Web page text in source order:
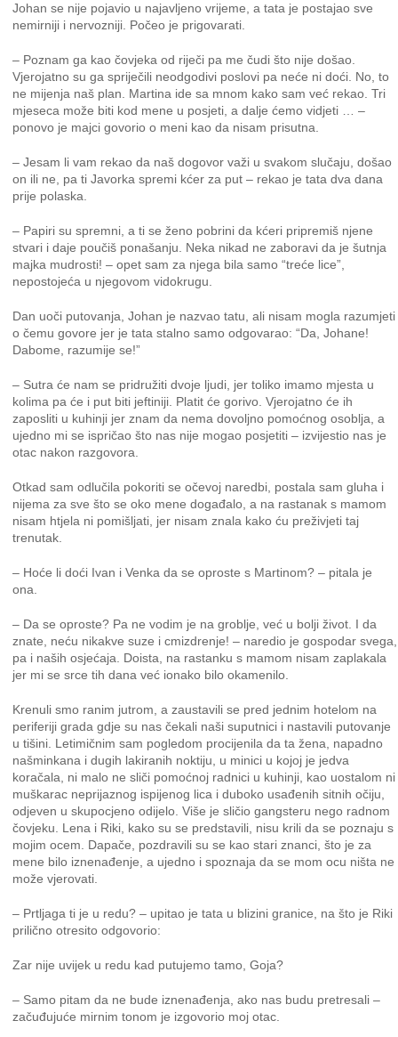
Johan se nije pojavio u najavljeno vrijeme, a tata je postajao sve
nemirniji i nervozniji. Počeo je prigovarati.
– Poznam ga kao čovjeka od riječi pa me čudi što nije došao.
Vjerojatno su ga spriječili neodgodivi poslovi pa neće ni doći. No, to
ne mijenja naš plan. Martina ide sa mnom kako sam već rekao. Tri
mjeseca može biti kod mene u posjeti, a dalje ćemo vidjeti … –
ponovo je majci govorio o meni kao da nisam prisutna.
– Jesam li vam rekao da naš dogovor važi u svakom slučaju, došao
on ili ne, pa ti Javorka spremi kćer za put – rekao je tata dva dana
prije polaska.
– Papiri su spremni, a ti se ženo pobrini da kćeri pripremiš njene
stvari i daje poučiš ponašanju. Neka nikad ne zaboravi da je šutnja
majka mudrosti! – opet sam za njega bila samo “treće lice”,
nepostojeća u njegovom vidokrugu.
Dan uoči putovanja, Johan je nazvao tatu, ali nisam mogla razumjeti
o čemu govore jer je tata stalno samo odgovarao: “Da, Johane!
Dabome, razumije se!”
– Sutra će nam se pridružiti dvoje ljudi, jer toliko imamo mjesta u
kolima pa će i put biti jeftiniji. Platit će gorivo. Vjerojatno će ih
zaposliti u kuhinji jer znam da nema dovoljno pomoćnog osoblja, a
ujedno mi se ispričao što nas nije mogao posjetiti – izvijestio nas je
otac nakon razgovora.
Otkad sam odlučila pokoriti se očevoj naredbi, postala sam gluha i
nijema za sve što se oko mene događalo, a na rastanak s mamom
nisam htjela ni pomišljati, jer nisam znala kako ću preživjeti taj
trenutak.
– Hoće li doći Ivan i Venka da se oproste s Martinom? – pitala je
ona.
– Da se oproste? Pa ne vodim je na groblje, već u bolji život. I da
znate, neću nikakve suze i cmizdrenje! – naredio je gospodar svega,
pa i naših osjećaja. Doista, na rastanku s mamom nisam zaplakala
jer mi se srce tih dana već ionako bilo okamenilo.
Krenuli smo ranim jutrom, a zaustavili se pred jednim hotelom na
periferiji grada gdje su nas čekali naši suputnici i nastavili putovanje
u tišini. Letimičnim sam pogledom procijenila da ta žena, napadno
našminkana i dugih lakiranih noktiju, u minici u kojoj je jedva
koračala, ni malo ne sliči pomoćnoj radnici u kuhinji, kao uostalom ni
muškarac neprijaznog ispijenog lica i duboko usađenih sitnih očiju,
odjeven u skupocjeno odijelo. Više je sličio gangsteru nego radnom
čovjeku. Lena i Riki, kako su se predstavili, nisu krili da se poznaju s
mojim ocem. Dapače, pozdravili su se kao stari znanci, što je za
mene bilo iznenađenje, a ujedno i spoznaja da se mom ocu ništa ne
može vjerovati.
– Prtljaga ti je u redu? – upitao je tata u blizini granice, na što je Riki
prilično otresito odgovorio:
Zar nije uvijek u redu kad putujemo tamo, Goja?
– Samo pitam da ne bude iznenađenja, ako nas budu pretresali –
začuđujuće mirnim tonom je izgovorio moj otac.